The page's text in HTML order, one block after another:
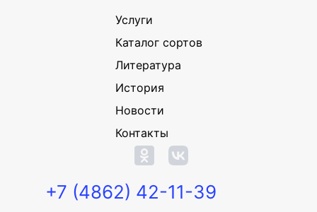
Услуги
Каталог сортов
Литература
История
Новости
Контакты
+7 (4862) 42-11-39